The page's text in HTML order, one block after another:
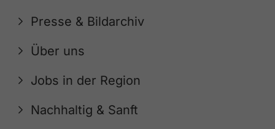
Presse & Bildarchiv
Über uns
Jobs in der Region
Nachhaltig & Sanft